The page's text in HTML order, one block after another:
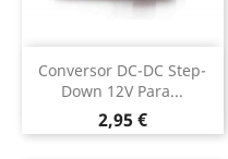
Conversor DC-DC Step-
Down 12V Para...
Preço
2,95 €